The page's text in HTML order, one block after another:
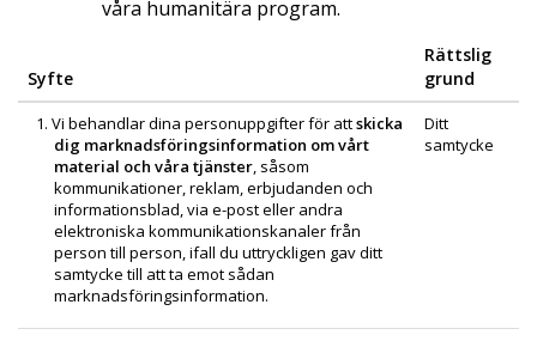
våra humanitära program.
Syfte
Rättslig
grund
1. Vi behandlar dina personuppgifter för attskicka
dig marknadsförings­information om vårt
material och våra tjänster, såsom
kommunikationer, reklam, erbjudanden och
informationsblad, via e-post eller andra
elektroniska kommunikations­kanaler från
person till person, ifall du uttryckligen gav ditt
samtycke till att ta emot sådan
marknadsförings­information.
Ditt
samtycke